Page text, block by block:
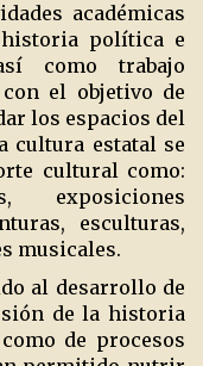
académicas
política e
como trabajo
el objetivo de
los espacios del
cultura estatal se
cultural como:
exposiciones
esculturas,
musicales.
al desarrollo de
de la historia
de procesos